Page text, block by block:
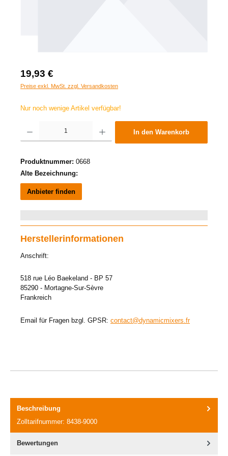
19,93 €
Preise exkl. MwSt. zzgl. Versandkosten
Nur noch wenige Artikel verfügbar!
Produkt Anzahl: Gib den gewünschten Wert ein oder benutze die Schaltflächen um die
In den Warenkorb
Produktnummer: 0668
Alte Bezeichnung:
Anbieter finden
Herstellerinformationen
Anschrift:
518 rue Léo Baekeland - BP 57
85290 - Mortagne-Sur-Sèvre
Frankreich
Email für Fragen bzgl. GPSR: contact@dynamicmixers.fr
Beschreibung
Zolltarifnummer: 8438-9000
Bewertungen